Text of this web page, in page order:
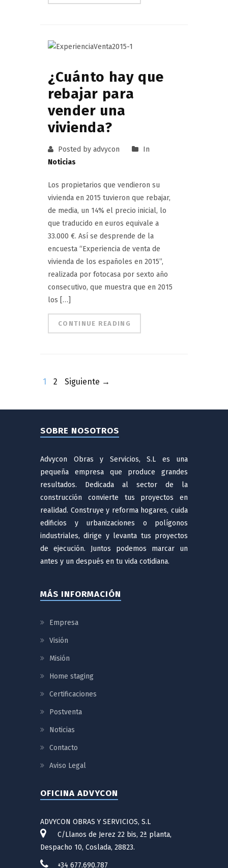
¿Cuánto hay que
rebajar para
vender una
vivienda?
Posted by advycon
In
Noticias
Los propietarios que vendieron su
vivienda en 2015 tuvieron que rebajar,
de media, un 14% el precio inicial, lo
que traducido en euros equivale a
33.000 €. Así se desprende de la
encuesta “Experiencia de venta de
vivienda de los españoles en 2015”,
realizada por fotocasa por sexto año
consecutivo, que muestra que en 2015
los […]
CONTINUE READING
1 2 Siguiente →
SOBRE NOSOTROS
Advycon Obras y Servicios, S.L es una
pequeña empresa que produce grandes
resultados. Dedicada al sector de la
construcción convierte tus proyectos en
realidad. Construye y reforma hogares, cuida
edificios y urbanizaciones o polígonos
industriales, dirige y levanta tus proyectos
de ejecución. Juntos podemos marcar un
antes y un después en tu vida cotidiana.
MÁS INFORMACIÓN
Empresa
Visión
Misión
Home staging
Certificaciones
Postventa
Noticias
Contacto
Aviso Legal
OFICINA ADVYCON
ADVYCON OBRAS Y SERVICIOS, S.L
C/Llanos de Jerez 22 bis, 2ª planta,
Despacho 10, Coslada, 28823.
+34 677.690.787